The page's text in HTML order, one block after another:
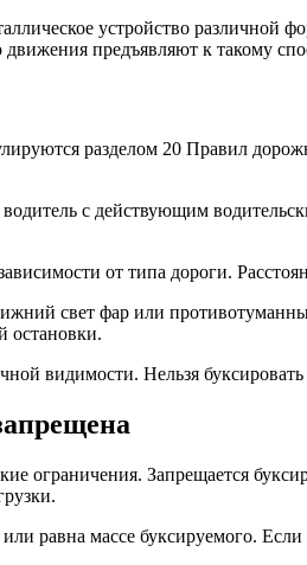
устройство
предъявляют к такому
разделом 20 Правил
с действующим
от типа дороги.
свет фар или
остановки.
видимости. Нельзя
ограничения. Запрещается
равна массе буксируемого.